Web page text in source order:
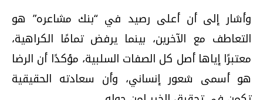
وأشار إلى أن أعلى رصيد في “بنك مشاعره” هو
التعاطف مع الآخرين، بينما يرفض تمامًا الكراهية،
معتبرًا إياها أصل كل الصفات السلبية، مؤكدًا أن الرضا
هو أسمى شعور إنساني، وأن سعادته الحقيقية